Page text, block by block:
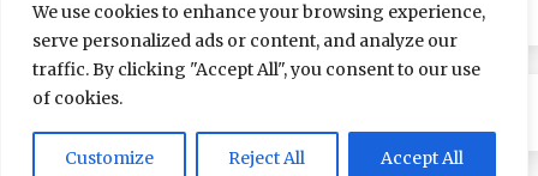
We use cookies to enhance your browsing experience,
serve personalized ads or content, and analyze our
traffic. By clicking "Accept All", you consent to our use
of cookies.
Customize Reject All Accept All